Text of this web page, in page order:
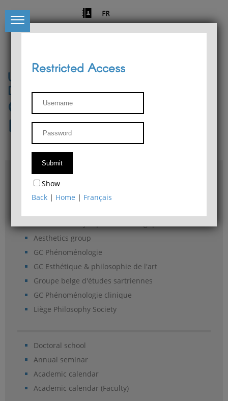
FR
University of Liège
Départment of Philosophy
Center for Phenomenological
Research
Access & maps
Philosophy Department Library
Aesthetics group
GC Phénoménologie
GC Esthétique & philosophie de l'art
Groupe belge d'études sartriennes
GC Phénoménologie clinique
Liège Philosophy Society
Doctoral school
Annual seminar
Academic calendar
Academic calendar (Faculty)
Restricted Access
Show
Back | Home | Français